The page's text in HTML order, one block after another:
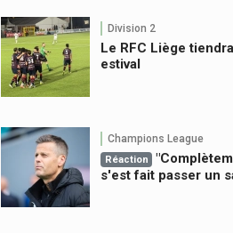
Division 2
Le RFC Liège
estival
Champions League
Réaction
s'est fait passer un